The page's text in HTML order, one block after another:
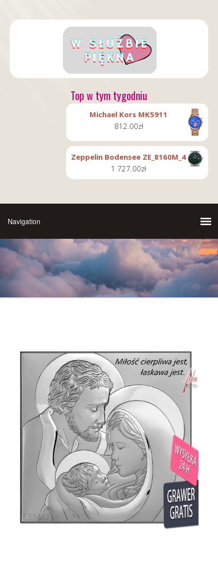
Top w tym tygodniu
Michael Kors MK5911
812.00zł
Zeppelin Bodensee ZE_8160M_4
1 727.00zł